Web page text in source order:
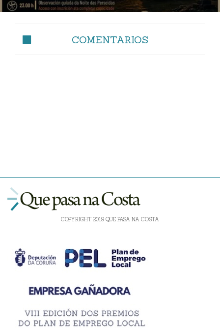
COMENTARIOS
COPYRIGHT 2019 QUE PASA NA COSTA